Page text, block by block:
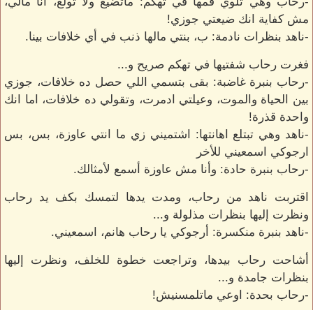
مش كفاية انك ضيعتي جوزي!
-ناهد بنظرات نادمة: ب، بنتي مالها ذنب في أي خلافات بينا.
فغرت رحاب شفتيها في تهكم صريح و...
-رحاب بنبرة غاضبة: بقى بتسمي اللي حصل ده خلافات، جوزي
بين الحياة والموت، وعيلتي ادمرت، وتقولي ده خلافات، اما انك
واحدة قذرة!
-ناهد وهي تبتلع اهانتها: اشتميني زي ما انتي عاوزة، بس، بس
ارجوكي اسمعيني للأخر
-رحاب بنبرة حادة: وأنا مش عاوزة أسمع لأمثالك.
اقتربت ناهد من رحاب، ومدت يدها لتمسك بكف يد رحاب
ونظرت إليها بنظرات مذلولة و...
-ناهد بنبرة منكسرة: أرجوكي يا رحاب هانم، اسمعيني.
أشاحت رحاب بيدها، وتراجعت خطوة للخلف، ونظرت إليها
بنظرات جامدة و...
-رحاب بحدة: اوعي ماتلمسنيش!